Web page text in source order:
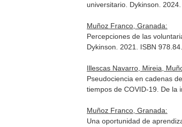
universitario . Dykinson.
Muñoz Franco, Granada:
Percepciones de las
Dykinson. 2021. ISBN
Illescas Navarro, Mireia,
Pseudociencia en cadenas
tiempos de COVID-19. De la
Muñoz Franco, Granada:
Una oportunidad de